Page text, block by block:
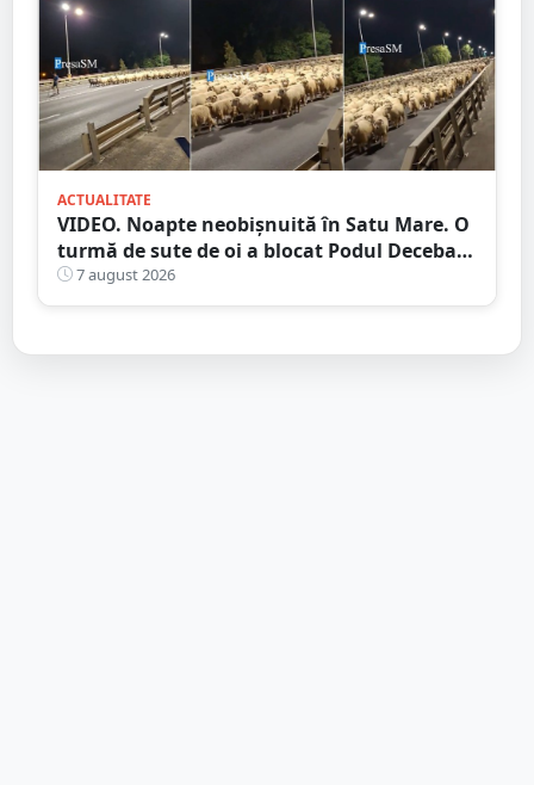
ACTUALITATE
VIDEO. Noapte neobișnuită în Satu Mare. O
turmă de sute de oi a blocat Podul Decebal.
Gest de apreciat al ciobanului
7 august 2026